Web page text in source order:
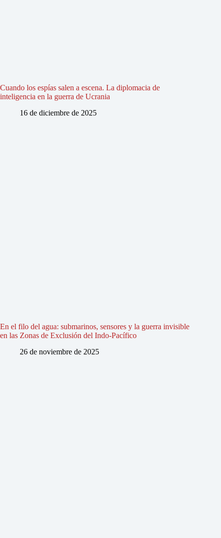
Cuando los espías salen a escena. La diplomacia de
inteligencia en la guerra de Ucrania
16 de diciembre de 2025
En el filo del agua: submarinos, sensores y la guerra invisible
en las Zonas de Exclusión del Indo-Pacífico
26 de noviembre de 2025